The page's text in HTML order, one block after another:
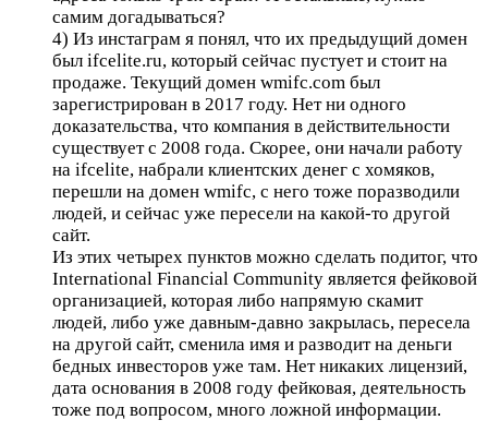
самим догадываться?
4) Из инстаграм я понял, что их предыдущий домен
был ifcelite.ru, который сейчас пустует и стоит на
продаже. Текущий домен wmifc.com был
зарегистрирован в 2017 году. Нет ни одного
доказательства, что компания в действительности
существует с 2008 года. Скорее, они начали работу
на ifcelite, набрали клиентских денег с хомяков,
перешли на домен wmifc, с него тоже поразводили
людей, и сейчас уже пересели на какой-то другой
сайт.
Из этих четырех пунктов можно сделать подитог, что
International Financial Community является фейковой
организацией, которая либо напрямую скамит
людей, либо уже давным-давно закрылась, пересела
на другой сайт, сменила имя и разводит на деньги
бедных инвесторов уже там. Нет никаких лицензий,
дата основания в 2008 году фейковая, деятельность
тоже под вопросом, много ложной информации.